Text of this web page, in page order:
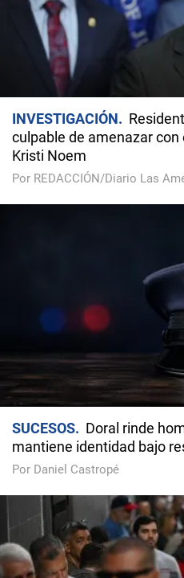
INVESTIGACIÓN
culpable de amenazar
Kristi Noem
Por REDACCIÓN/Diario Las
SUCESOS
Doral rinde
mantiene identidad bajo
Por Daniel Castropé